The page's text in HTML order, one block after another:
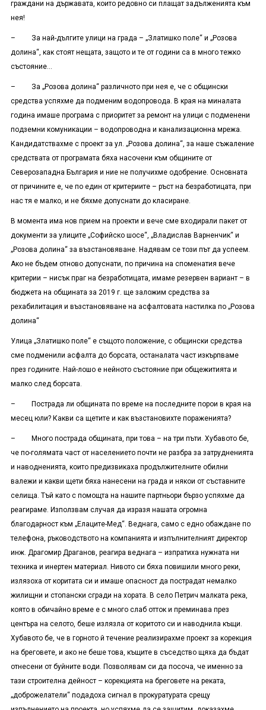
граждани на държавата, които редовно си плащат задълженията към
нея!
– За най-дългите улици на града – „Златишко поле“ и „Розова
долина“, как стоят нещата, защото и те от години са в много тежко
състояние…
– За „Розова долина“ различното при нея е, че с общински
средства успяхме да подменим водопровода. В края на миналата
година имаше програма с приоритет за ремонт на улици с подменени
подземни комуникации – водопроводна и канализационна мрежа.
Кандидатствахме с проект за ул. „Розова долина“, за наше съжаление
средствата от програмата бяха насочени към общините от
Северозападна България и ние не получихме одобрение. Основната
от причините е, че по един от критериите – ръст на безработицата, при
нас тя е малко, и не бяхме допуснати до класиране.
В момента има нов прием на проекти и вече сме входирали пакет от
документи за улиците „Софийско шосе“, „Владислав Варненчик“ и
„Розова долина“ за възстановяване. Надявам се този път да успеем.
Ако не бъдем отново допуснати, по причина на споменатия вече
критерии – нисък праг на безработицата, имаме резервен вариант – в
бюджета на общината за 2019 г. ще заложим средства за
рехабилитация и възстановяване на асфалтовата настилка по „Розова
долина“
Улица „Златишко поле“ е същото положение, с общински средства
сме подменили асфалта до борсата, останалата част изкърпваме
през годините. Най-лошо е нейното състояние при общежитията и
малко след борсата.
– Пострада ли общината по време на последните порои в края на
месец юли? Какви са щетите и как възстановихте пораженията?
– Много пострада общината, при това – на три пъти. Хубавото бе,
че по-голямата част от населението почти не разбра за затрудненията
и наводненията, които предизвикаха продължителните обилни
валежи и какви щети бяха нанесени на града и някои от съставните
селища. Тъй като с помощта на нашите партньори бързо успяхме да
реагираме. Използвам случая да изразя нашата огромна
благодарност към „Елаците-Мед“. Веднага, само с едно обаждане по
телефона, ръководството на компанията и изпълнителният директор
инж. Драгомир Драганов, реагира веднага – изпратиха нужната ни
техника и инертен материал. Нивото си бяха повишили много реки,
излязоха от коритата си и имаше опасност да пострадат немалко
жилищни и стопански сгради на хората. В село Петрич малката река,
която в обичайно време е с много слаб отток и преминава през
центъра на селото, беше излязла от коритото си и наводнила къщи.
Хубавото бе, че в горното й течение реализирахме проект за корекция
на бреговете, и ако не беше това, къщите в съседство щяха да бъдат
отнесени от буйните води. Позволявам си да посоча, че именно за
тази строителна дейност – корекцията на бреговете на реката,
„доброжелатели“ подадоха сигнал в прокуратурата срещу